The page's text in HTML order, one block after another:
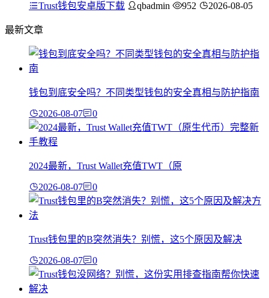
Trust钱包安卓版下载 qbadmin 952 2026-08-05
最新文章
钱包到底安全吗？不同类型钱包的安全真相与防护指南
2026-08-07 0
2024最新，Trust Wallet充值TWT（原
2026-08-07 0
Trust钱包里的B突然消失？别慌，这5个原因及解决
2026-08-07 0